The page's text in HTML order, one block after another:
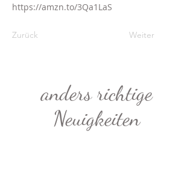
https://amzn.to/3Qa1LaS
Zurück Weiter
anders richtige
Neuigkeiten